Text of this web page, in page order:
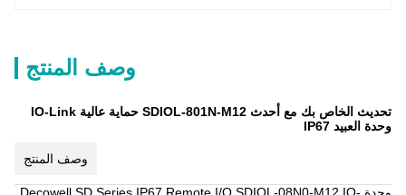
وصف المنتج
تحديث الخاص بك مع أحدث SDIOL-801N-M12 حماية عالية IO-Link
وحدة العبيد IP67
وصف المنتج